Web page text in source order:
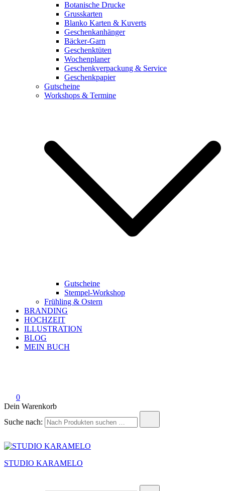
Botanische Drucke
Grusskarten
Blanko Karten & Kuverts
Geschenkanhänger
Bäcker-Garn
Geschenktüten
Wochenplaner
Geschenkverpackung & Service
Geschenkpapier
Gutscheine
Workshops & Termine
Gutscheine
Stempel-Workshop
Frühling & Ostern
BRANDING
HOCHZEIT
ILLUSTRATION
BLOG
MEIN BUCH
0
Dein Warenkorb
Suche nach:
STUDIO KARAMELO